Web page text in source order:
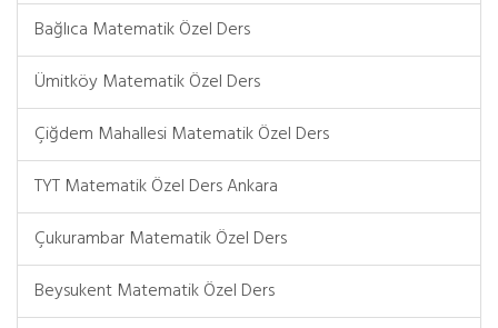
Bağlıca Matematik Özel Ders
Ümitköy Matematik Özel Ders
Çiğdem Mahallesi Matematik Özel Ders
TYT Matematik Özel Ders Ankara
Çukurambar Matematik Özel Ders
Beysukent Matematik Özel Ders